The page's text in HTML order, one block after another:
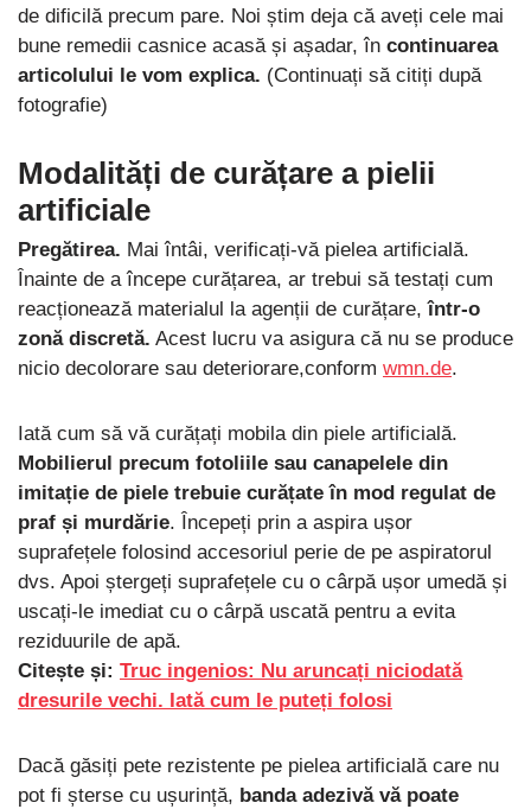
de dificilă precum pare. Noi știm deja că aveți cele mai
bune remedii casnice acasă și așadar, în continuarea
articolului le vom explica. (Continuați să citiți după
fotografie)
Modalități de curățare a pielii
artificiale
Pregătirea. Mai întâi, verificați-vă pielea artificială.
Înainte de a începe curățarea, ar trebui să testați cum
reacționează materialul la agenții de curățare, într-o
zonă discretă. Acest lucru va asigura că nu se produce
nicio decolorare sau deteriorare,conform wmn.de.
Iată cum să vă curățați mobila din piele artificială.
Mobilierul precum fotoliile sau canapelele din
imitație de piele trebuie curățate în mod regulat de
praf și murdărie. Începeți prin a aspira ușor
suprafețele folosind accesoriul perie de pe aspiratorul
dvs. Apoi ștergeți suprafețele cu o cârpă ușor umedă și
uscați-le imediat cu o cârpă uscată pentru a evita
reziduurile de apă.
Citește și: Truc ingenios: Nu aruncați niciodată
dresurile vechi. Iată cum le puteți folosi
Dacă găsiți pete rezistente pe pielea artificială care nu
pot fi șterse cu ușurință, banda adezivă vă poate